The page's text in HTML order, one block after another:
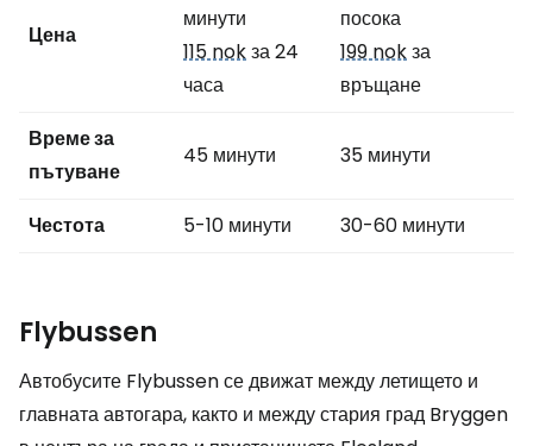
Цена
минути
115 nokза 24
часа
посока
199 nokза
връщане
Време за
пътуване
45 минути 35 минути
Честота 5-10 минути 30-60 минути
Flybussen
Автобусите Flybussen се движат между летището и
главната автогара, както и между стария град Bryggen